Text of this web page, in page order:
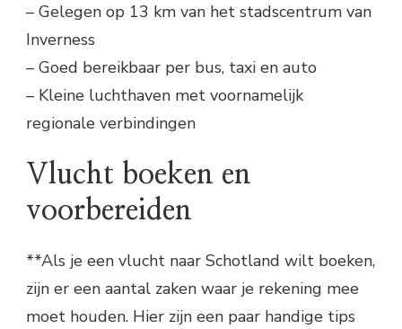
– Gelegen op 13 km van het stadscentrum van
Inverness
– Goed bereikbaar per bus, taxi en auto
– Kleine luchthaven met voornamelijk
regionale verbindingen
Vlucht boeken en
voorbereiden
**Als je een vlucht naar Schotland wilt boeken,
zijn er een aantal zaken waar je rekening mee
moet houden. Hier zijn een paar handige tips